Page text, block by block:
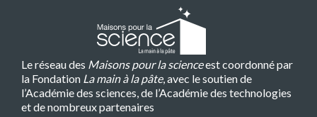
Le réseau des Maisons pour la scienceest coordonné par
la Fondation La main à la pâte, avec le soutien de
l’Académie des sciences, de l’Académie des technologies
et de nombreux partenaires